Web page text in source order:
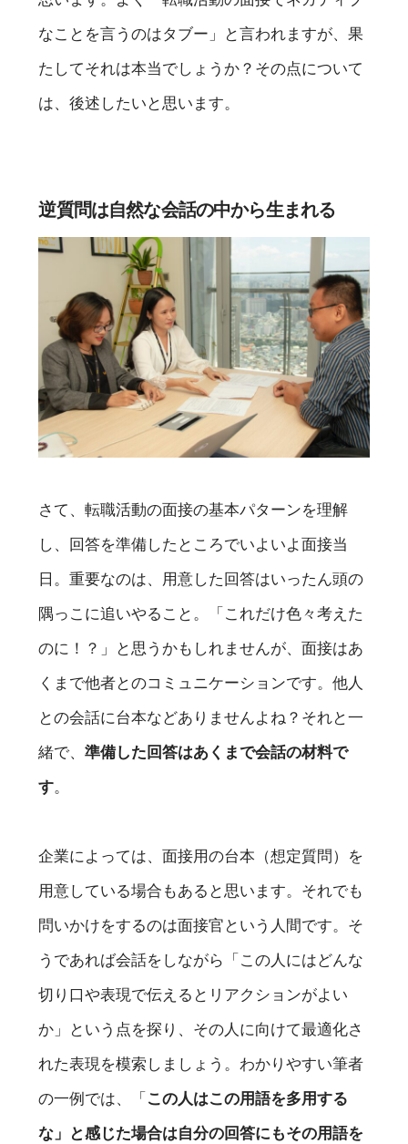
なことを言うのはタブー」と言われますが、果
たしてそれは本当でしょうか？その点について
は、後述したいと思います。
逆質問は自然な会話の中から生まれる
さて、転職活動の面接の基本パターンを理解
し、回答を準備したところでいよいよ面接当
日。重要なのは、用意した回答はいったん頭の
隅っこに追いやること。「これだけ色々考えた
のに！？」と思うかもしれませんが、面接はあ
くまで他者とのコミュニケーションです。他人
との会話に台本などありませんよね？それと一
緒で、準備した回答はあくまで会話の材料で
す。
企業によっては、面接用の台本（想定質問）を
用意している場合もあると思います。それでも
問いかけをするのは面接官という人間です。そ
うであれば会話をしながら「この人にはどんな
切り口や表現で伝えるとリアクションがよい
か」という点を探り、その人に向けて最適化さ
れた表現を模索しましょう。わかりやすい筆者
の一例では、「 この人はこの用語を多用する
な」と感じた場合は自分の回答にもその用語を